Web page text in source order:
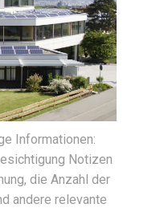
Informationen:
Notizen
die Anzahl der
andere relevante